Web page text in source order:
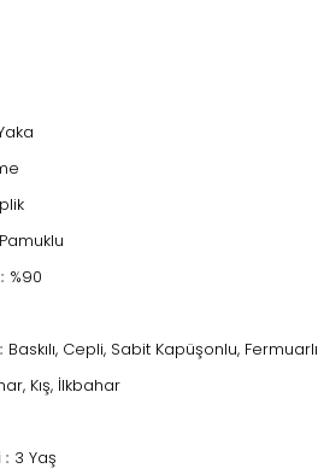
%90
Baskılı, Cepli, Sabit Kapüşonlu, Fermuarlı
Kış, İlkbahar
3 Yaş